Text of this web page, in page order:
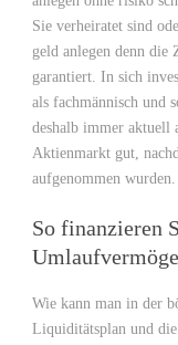
Sie verheiratet sind
geld anlegen denn die
garantiert. In sich
als fachmännisch und
deshalb immer aktuell
Aktienmarkt gut,
aufgenommen wurden.
So finanzieren
Wie kann man in der
Liquiditätsplan und